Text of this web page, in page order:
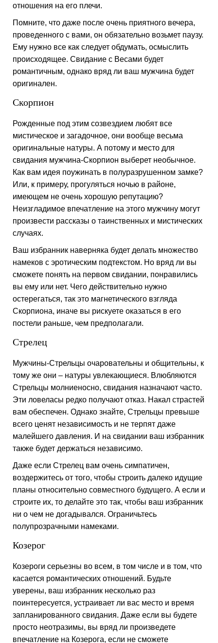
отношения на его плечи.
Помните, что даже после очень приятного вечера,
проведенного с вами, он обязательно возьмет паузу.
Ему нужно все как следует обдумать, осмыслить
происходящее. Свидание с Весами будет
романтичным, однако вряд ли ваш мужчина будет
оригинален.
Скорпион
Рожденные под этим созвездием любят все
мистическое и загадочное, они вообще весьма
оригинальные натуры. А потому и место для
свидания мужчина-Скорпион выберет необычное.
Как вам идея поужинать в полуразрушенном замке?
Или, к примеру, прогуляться ночью в районе,
имеющем не очень хорошую репутацию?
Неизгладимое впечатление на этого мужчину могут
произвести рассказы о таинственных и мистических
случаях.
Ваш избранник наверняка будет делать множество
намеков с эротическим подтекстом. Но вряд ли вы
сможете понять на первом свидании, понравились
вы ему или нет. Чего действительно нужно
остерегаться, так это магнетического взгляда
Скорпиона, иначе вы рискуете оказаться в его
постели раньше, чем предполагали.
Стрелец
Мужчины-Стрельцы очаровательны и общительны, к
тому же они – натуры увлекающиеся. Влюбляются
Стрельцы молниеносно, свидания назначают часто.
Эти ловеласы редко получают отказ. Накал страстей
вам обеспечен. Однако знайте, Стрельцы превыше
всего ценят независимость и не терпят даже
малейшего давления. И на свидании ваш избранник
также будет держаться независимо.
Даже если Стрелец вам очень симпатичен,
воздержитесь от того, чтобы строить далеко идущие
планы относительно совместного будущего. А если и
строите их, то делайте это так, чтобы ваш избранник
ни о чем не догадывался. Ограничьтесь
полупрозрачными намеками.
Козерог
Козероги серьезны во всем, в том числе и в том, что
касается романтических отношений. Будьте
уверены, ваш избранник несколько раз
поинтересуется, устраивает ли вас место и время
запланированного свидания. Даже если вы будете
просто неотразимы, вы вряд ли произведете
впечатление на Козерога, если не сможете